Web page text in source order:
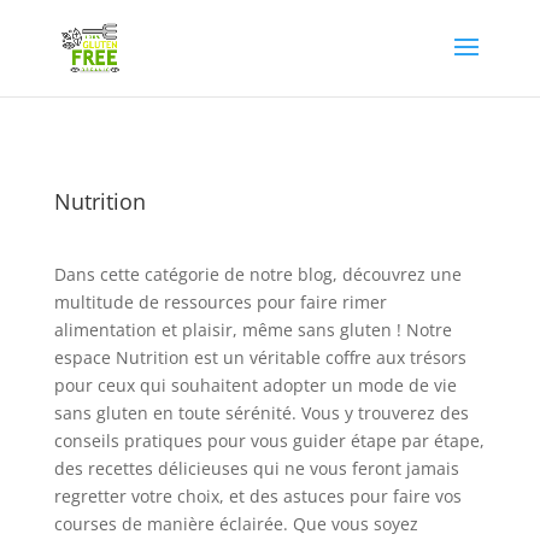
Nutrition
Dans cette catégorie de notre blog, découvrez une
multitude de ressources pour faire rimer
alimentation et plaisir, même sans gluten ! Notre
espace Nutrition est un véritable coffre aux trésors
pour ceux qui souhaitent adopter un mode de vie
sans gluten en toute sérénité. Vous y trouverez des
conseils pratiques pour vous guider étape par étape,
des recettes délicieuses qui ne vous feront jamais
regretter votre choix, et des astuces pour faire vos
courses de manière éclairée. Que vous soyez